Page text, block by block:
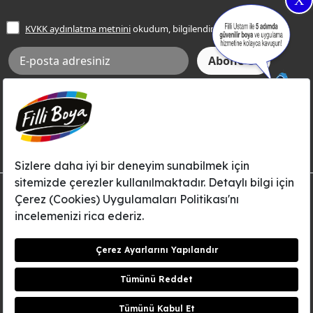
Frezya Rengi
Bilgi Toplumu Hizmetleri
İnternet Sitesi Kullanım Koşulları
KVKK Talep Formu
KVKK Aydınlatma Metni
KVKK aydınlatma metniniokudum, bilgilendim.
Aksi tarafımca bildirilene dek, Betek Boya ve Kimya Sanayi A.Ş.'nin
Filli Boya dahil tüm markaları ile ilgili kampanya, duyuru, hizmetler ve
tanıtım faaliyetleri vb. ile ilgili olarak e-posta yoluyla şahsıma
© Filli Boya 2026. Tüm Hakları Saklıdır.